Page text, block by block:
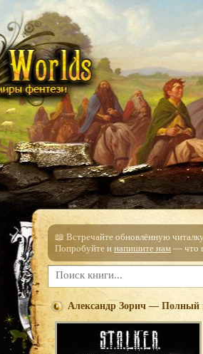
📖 Встречайте обновлённую
Попробуйте и напишите нам — что
Александр Зорич — Полный